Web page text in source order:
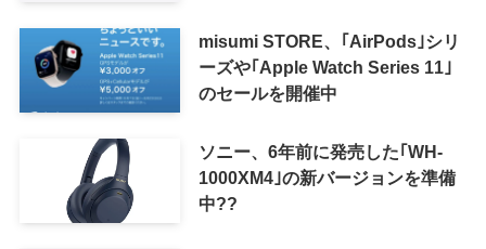
misumi STORE、｢AirPods｣シリ
ーズや｢Apple Watch Series 11｣
のセールを開催中
ソニー、6年前に発売した｢WH-
1000XM4｣の新バージョンを準備
中??